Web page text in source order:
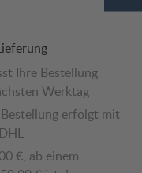
Ihre Bestellung
Werktag
erfolgt mit
€, ab einem